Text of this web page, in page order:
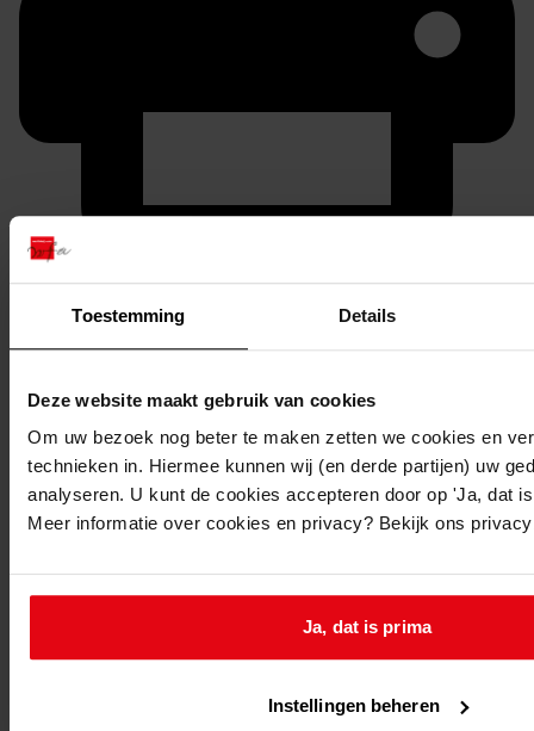
Toestemming Details
Deze website maakt gebruik van cookies
Om uw bezoek nog beter te maken zetten we cookies en
technieken in. Hiermee kunnen wij (en derde partijen) uw
analyseren. U kunt de cookies accepteren door op 'Ja, dat
Meer informatie over cookies en privacy? Bekijk ons
Ja, dat is prima
Instellingen beheren
Printen
duurzaam webadres
Inventaris
4. Rest partij
Datering:
Beschrijving: